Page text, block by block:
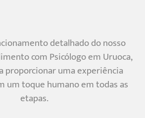
detalhado do nosso
com Psicólogo em Uruoca,
proporcionar uma experiência
um toque humano em todas as
etapas.